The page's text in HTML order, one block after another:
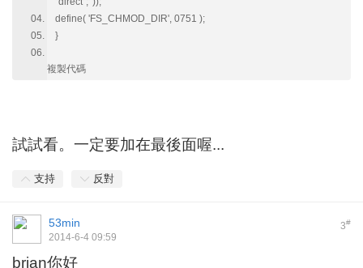
define( 'FS_CHMOD_DIR', 0751 );
}
複製代碼
試試看。一定要加在最後面喔...
支持 反對
3#
53min
2014-6-4 09:59
brian你好